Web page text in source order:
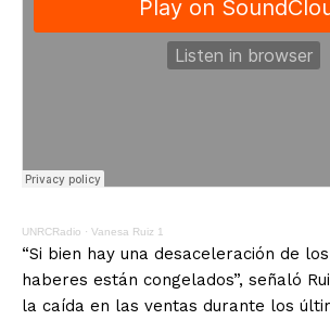
UNRCRadio · Vanesa Ruiz 1
“Si bien hay una desaceleración de
haberes están congelados”, señaló
la caída en las ventas durante los